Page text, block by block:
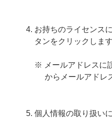
お持ちのライセンス
タンをクリックします
※ メールアドレスに
からメールアドレ
個人情報の取り扱い